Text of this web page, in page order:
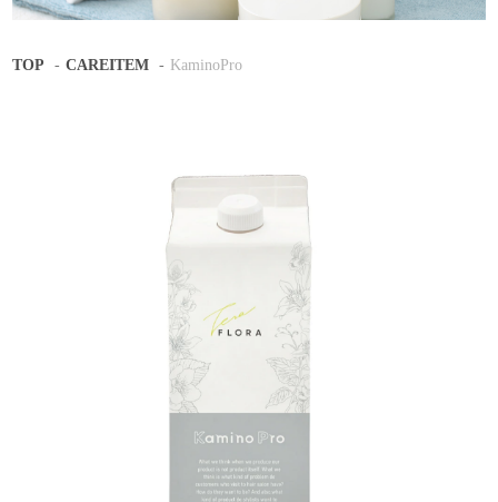
TOP CAREITEM KaminoPro